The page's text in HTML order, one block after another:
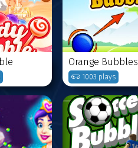
Orange Bubbles
1003 plays